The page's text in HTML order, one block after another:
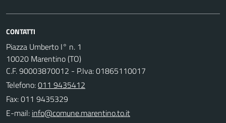
CONTATTI
Piazza Umberto I° n. 1
10020 Marentino (TO)
C.F. 90003870012 - P.Iva: 01865110017
Telefono:011 9435412
Fax: 011 9435329
E-mail: